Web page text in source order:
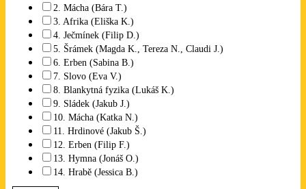
2. Mácha (Bára T.)
3. Afrika (Eliška K.)
4. Ječmínek (Filip D.)
5. Šrámek (Magda K., Tereza N., Claudi J.)
6. Erben (Sabina B.)
7. Slovo (Eva V.)
8. Blankytná fyzika (Lukáš K.)
9. Sládek (Jakub J.)
10. Mácha (Katka N.)
11. Hrdinové (Jakub Š.)
12. Erben (Filip F.)
13. Hymna (Jonáš O.)
14. Hrabě (Jessica B.)